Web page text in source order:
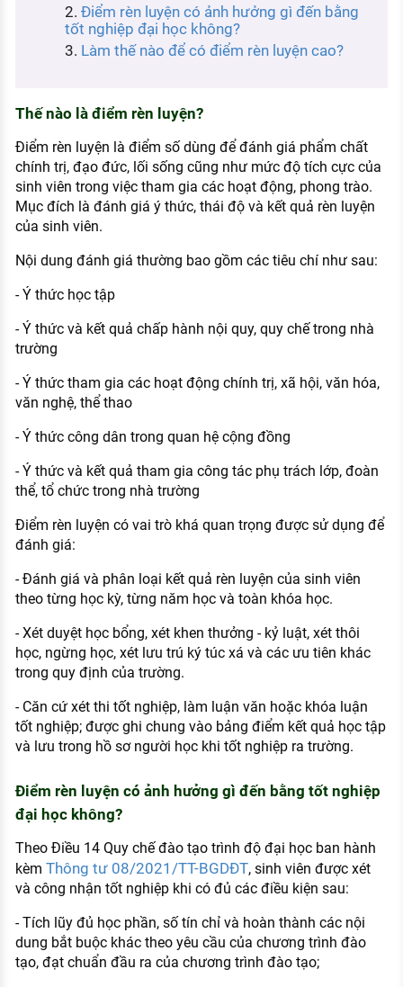
Kỹ năng nghề nghiệp
Đặc trưng từng nghề
Xu hướng việc làm
XÂY DỰNG VÀ PHÁT TRIỂN ĐỘI NGŨ
NHÂN SỰ
TUYỂN DỤNG VIỆC LÀM
Điểm rèn luyện có ảnh hưởng gì đến bằng
tốt nghiệp đại học không?
Làm thế nào để có điểm rèn luyện cao?
Thế nào là điểm rèn luyện?
Điểm rèn luyện là điểm số dùng để đánh giá phẩm chất
chính trị, đạo đức, lối sống cũng như mức độ tích cực của
sinh viên trong việc tham gia các hoạt động, phong trào.
Mục đích là đánh giá ý thức, thái độ và kết quả rèn luyện
của sinh viên.
Nội dung đánh giá thường bao gồm các tiêu chí như sau:
- Ý thức học tập
- Ý thức và kết quả chấp hành nội quy, quy chế trong nhà
trường
- Ý thức tham gia các hoạt động chính trị, xã hội, văn hóa,
văn nghệ, thể thao
- Ý thức công dân trong quan hệ cộng đồng
- Ý thức và kết quả tham gia công tác phụ trách lớp, đoàn
thể, tổ chức trong nhà trường
Điểm rèn luyện có vai trò khá quan trọng được sử dụng để
đánh giá:
- Đánh giá và phân loại kết quả rèn luyện của sinh viên
theo từng học kỳ, từng năm học và toàn khóa học.
- Xét duyệt học bổng, xét khen thưởng - kỷ luật, xét thôi
học, ngừng học, xét lưu trú ký túc xá và các ưu tiên khác
trong quy định của trường.
- Căn cứ xét thi tốt nghiệp, làm luận văn hoặc khóa luận
tốt nghiệp; được ghi chung vào bảng điểm kết quả học tập
và lưu trong hồ sơ người học khi tốt nghiệp ra trường.
Điểm rèn luyện có ảnh hưởng gì đến bằng tốt nghiệp
đại học không?
Theo Điều 14 Quy chế đào tạo trình độ đại học ban hành
kèm Thông tư 08/2021/TT-BGDĐT, sinh viên được xét
và công nhận tốt nghiệp khi có đủ các điều kiện sau:
- Tích lũy đủ học phần, số tín chỉ và hoàn thành các nội
dung bắt buộc khác theo yêu cầu của chương trình đào
tạo, đạt chuẩn đầu ra của chương trình đào tạo;